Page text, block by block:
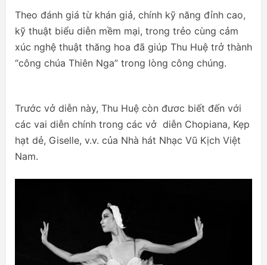
Theo đánh giá từ khán giả, chính kỹ năng đỉnh cao,
kỹ thuật biểu diễn mềm mại, trong trẻo cùng cảm
xúc nghệ thuật thăng hoa đã giúp Thu Huệ trở thành
“công chúa Thiên Nga” trong lòng công chúng.
Trước vở diễn này, Thu Huệ còn đươc biết đến với
các vai diễn chính trong các vở diễn Chopiana, Kẹp
hạt dẻ, Giselle, v.v. của Nhà hát Nhạc Vũ Kịch Việt
Nam.